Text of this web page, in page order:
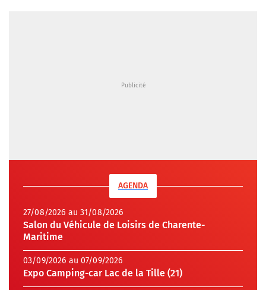
AGENDA
27/08/2026 au 31/08/2026
Salon du Véhicule de Loisirs de Charente-
Maritime
03/09/2026 au 07/09/2026
Expo Camping-car Lac de la Tille (21)